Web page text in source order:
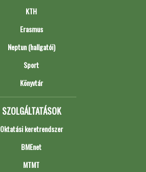
KTH
Erasmus
Neptun (hallgatói)
Sport
Könyvtár
SZOLGÁLTATÁSOK
Oktatási keretrendszer
BMEnet
MTMT